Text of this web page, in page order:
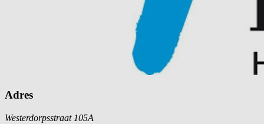
Adres
Westerdorpsstraat 105A